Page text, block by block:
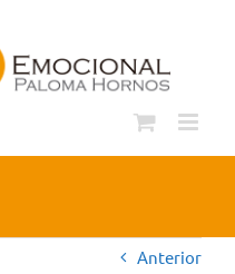
Anterior